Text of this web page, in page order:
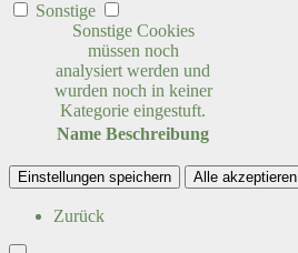
Sonstige
Sonstige Cookies
müssen noch
analysiert werden und
wurden noch in keiner
Kategorie eingestuft.
Name Beschreibung
Einstellungen speichern Alle akzeptieren
Zurück